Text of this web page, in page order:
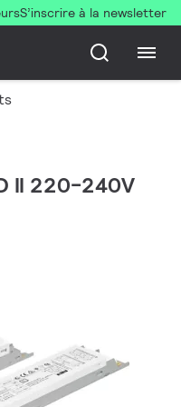
S’inscrire à la newsletter
II 220-240V